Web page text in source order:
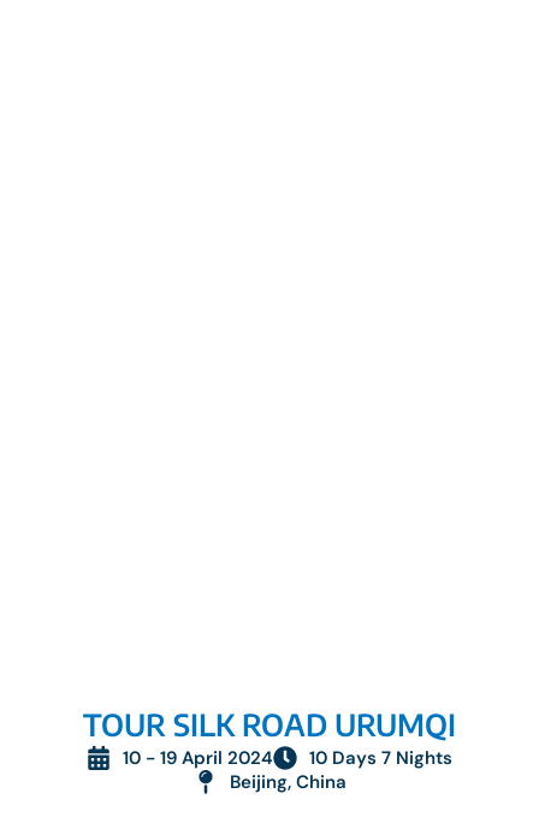
TOUR SILK ROAD URUMQI
10 - 19 April 2024
10 Days 7 Nights
Beijing, China